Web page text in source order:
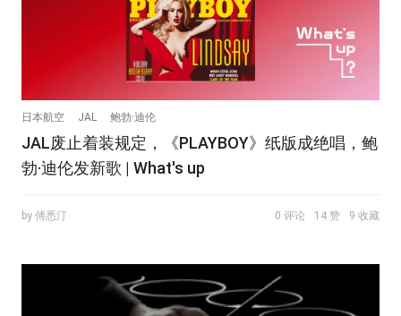
日本航空 JAL 鲍勃·迪伦
JAL废止着装规定，《PLAYBOY》纸版成绝唱，鲍
勃·迪伦发新歌 | What's up
by 傅悉汀 0 评论 14 赞 9 收藏